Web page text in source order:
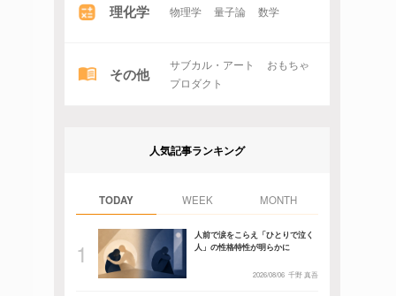
理化学 物理学 量子論 数学
その他 サブカル・アート
おもちゃ
プロダクト
人気記事ランキング
TODAY WEEK MONTH
人前で涙をこらえ「ひとりで泣く
人」の性格特性が明らかに
2026/08/06 千野 真吾